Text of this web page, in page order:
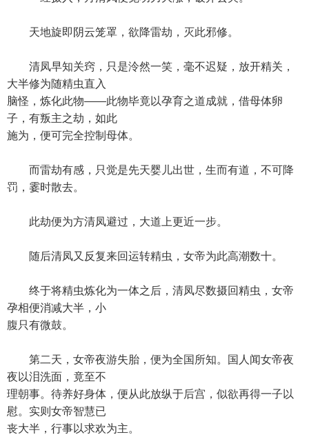
天地旋即阴云笼罩，欲降雷劫，灭此邪修。
清凤早知关窍，只是泠然一笑，毫不迟疑，放开精关，
大半修为随精虫直入
脑怪，炼化此物——此物毕竟以孕育之道成就，借母体卵
子，有叛主之劫，如此
施为，便可完全控制母体。
而雷劫有感，只觉是先天婴儿出世，生而有道，不可降
罚，霎时散去。
此劫便为方清凤避过，大道上更近一步。
随后清凤又反复来回运转精虫，女帝为此高潮数十。
终于将精虫炼化为一体之后，清凤尽数摄回精虫，女帝
孕相便消减大半，小
腹只有微鼓。
第二天，女帝夜游失胎，便为全国所知。国人闻女帝夜
夜以泪洗面，竟至不
理朝事。待养好身体，便从此放纵于后宫，似欲再得一子以
慰。实则女帝智慧已
丧大半，行事以求欢为主。